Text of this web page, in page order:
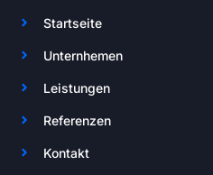
Startseite
Unternhemen
Leistungen
Referenzen
Kontakt